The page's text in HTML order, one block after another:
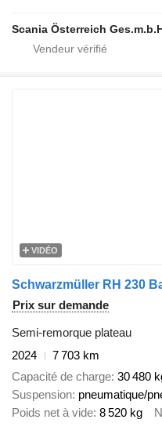
Scania Österreich
VIDÉO
Prix sur demande
Semi-remorque plateau
2024
7 703 km
Capacité de charge 30 480
Suspension pneumatique/
Poids net à vide 8 520 kg